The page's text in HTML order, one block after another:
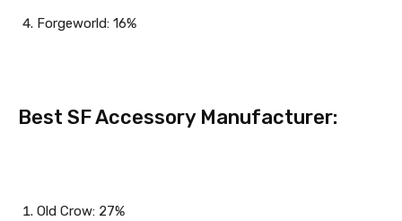
Forgeworld: 16%
Best SF Accessory Manufacturer:
Old Crow: 27%